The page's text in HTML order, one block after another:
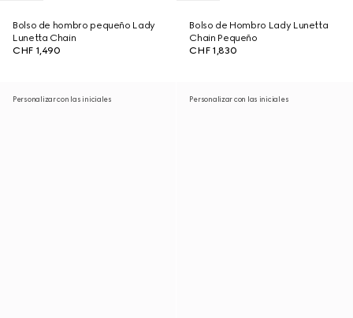
Bolso de hombro pequeño Lady
Lunetta Chain
CHF 1,490
Bolso de Hombro Lady Lunetta
Chain Pequeño
CHF 1,830
Personalizar con las iniciales Personalizar con las iniciales